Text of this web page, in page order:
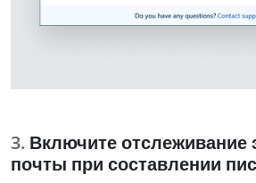
Включите отслеживание
почты при составлении